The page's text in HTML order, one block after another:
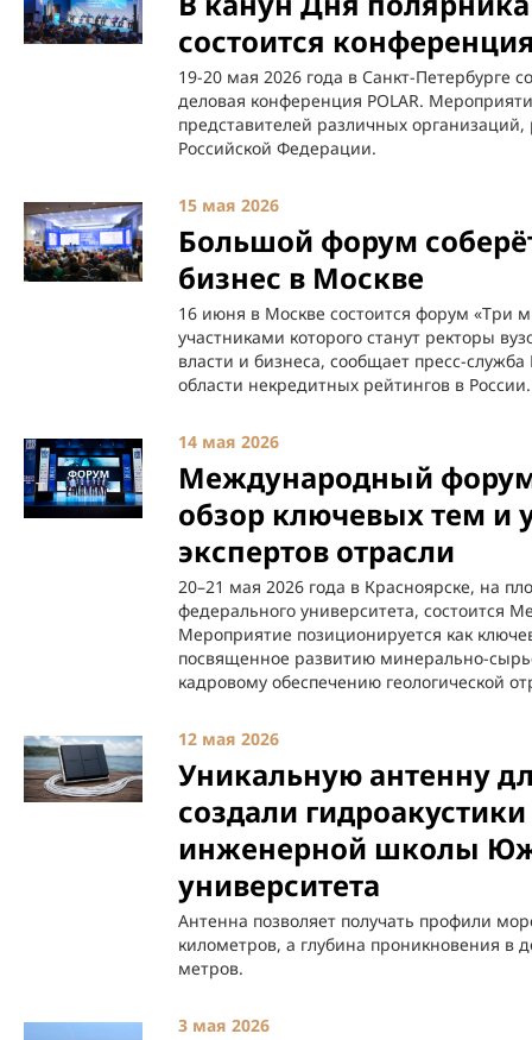
состоится
19-20 мая 2026 года в Санкт-Петербурге
деловая конференция POLAR.
представителей различных
Российской Федерации.
15 мая 2026
Большой форум
бизнес в Москве
16 июня в Москве состоится форум «Три
участниками которого станут ректоры
власти и бизнеса, сообщает пресс-
области некредитных рейтингов в России.
14 мая 2026
Международный
обзор ключевых тем и
экспертов отрасли
20–21 мая 2026 года в Красноярске, на
федерального университета,
Мероприятие позиционируется как
посвященное развитию минерально-
кадровому обеспечению геологической
12 мая 2026
Уникальную антенну
создали
инженерной школы
университета
Антенна позволяет получать профили
километров, а глубина проникновения в
метров.
3 мая 2026